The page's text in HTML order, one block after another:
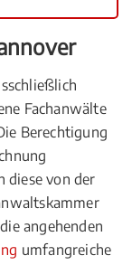
Fachanwälte
Berechtigung
diese von der
angehenden
umfangreiche